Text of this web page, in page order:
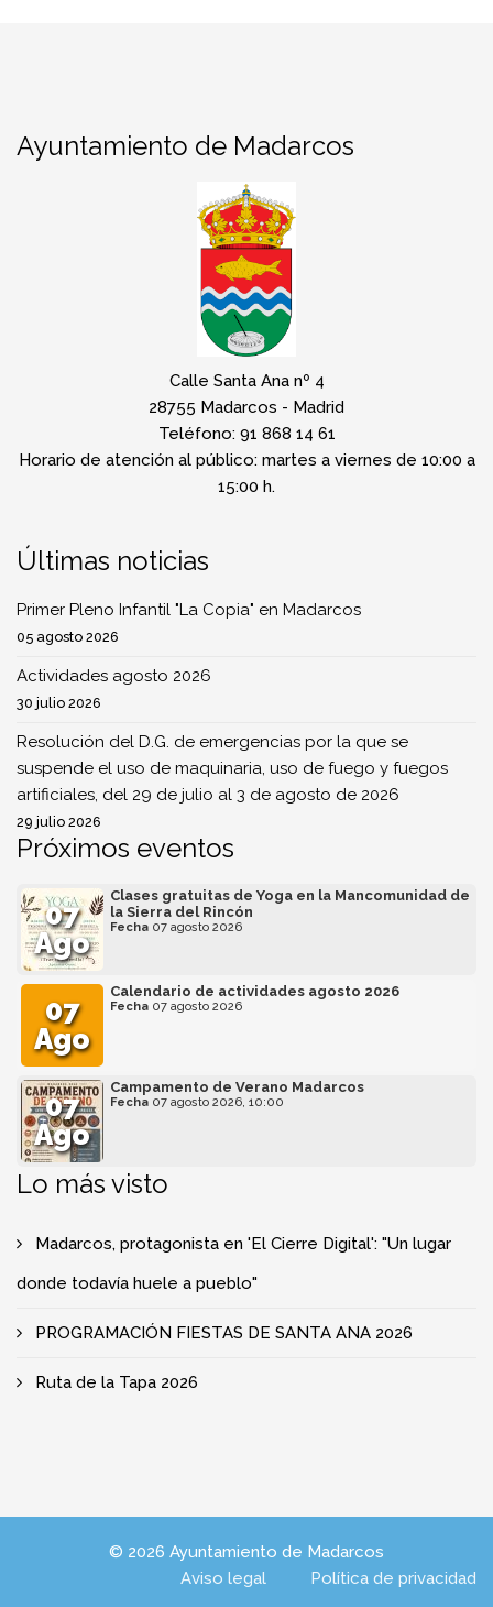
Ayuntamiento de Madarcos
Calle Santa Ana nº 4
28755 Madarcos - Madrid
Teléfono: 91 868 14 61
Horario de atención al público: martes a viernes de 10:00 a
15:00 h.
Últimas noticias
Primer Pleno Infantil "La Copia" en Madarcos
05 agosto 2026
Actividades agosto 2026
30 julio 2026
Resolución del D.G. de emergencias por la que se
suspende el uso de maquinaria, uso de fuego y fuegos
artificiales, del 29 de julio al 3 de agosto de 2026
29 julio 2026
Próximos eventos
07
Ago
Clases gratuitas de Yoga en la Mancomunidad de
la Sierra del Rincón
Fecha 07 agosto 2026
07
Ago
Calendario de actividades agosto 2026
Fecha 07 agosto 2026
07
Ago
Campamento de Verano Madarcos
Fecha 07 agosto 2026, 10:00
Lo más visto
Madarcos, protagonista en 'El Cierre Digital': "Un lugar
donde todavía huele a pueblo"
PROGRAMACIÓN FIESTAS DE SANTA ANA 2026
Ruta de la Tapa 2026
© 2026 Ayuntamiento de Madarcos
Aviso legal
Política de privacidad